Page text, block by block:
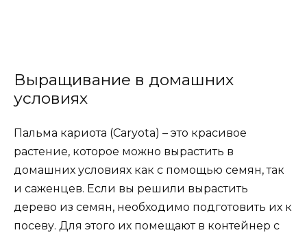
Выращивание в домашних
условиях
Пальма кариота (Caryota) – это красивое
растение, которое можно вырастить в
домашних условиях как с помощью семян, так
и саженцев. Если вы решили вырастить
дерево из семян, необходимо подготовить их к
посеву. Для этого их помещают в контейнер с